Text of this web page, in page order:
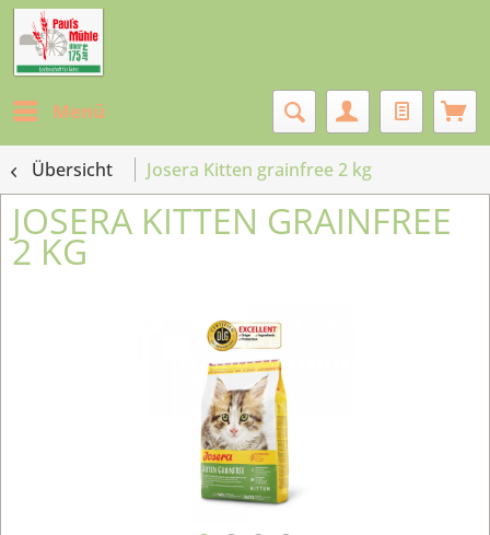
Menü
Übersicht Josera Kitten grainfree 2 kg
JOSERA KITTEN GRAINFREE
2 KG